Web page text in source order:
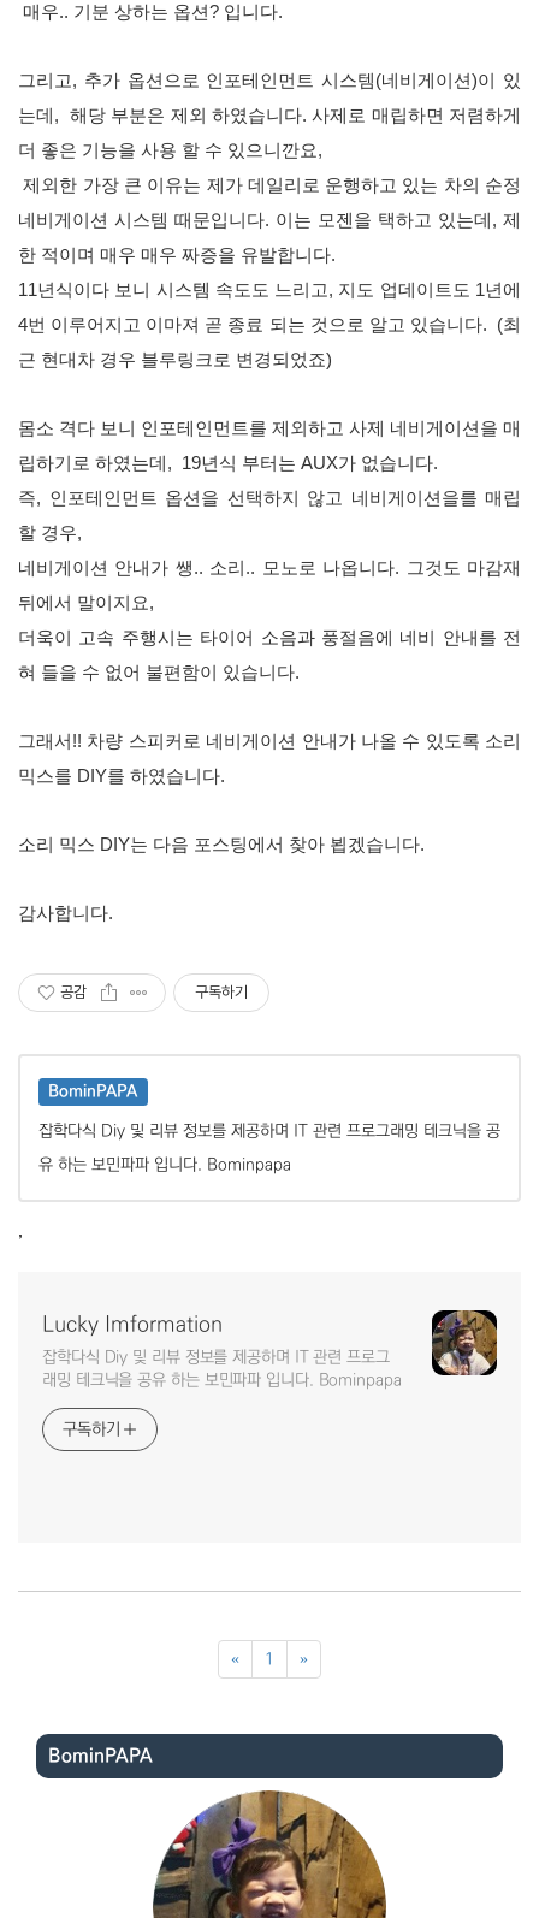
매우.. 기분 상하는 옵션? 입니다.
그리고, 추가 옵션으로 인포테인먼트 시스템(네비게이션)이 있
는데, 해당 부분은 제외 하였습니다. 사제로 매립하면 저렴하게
더 좋은 기능을 사용 할 수 있으니깐요,
제외한 가장 큰 이유는 제가 데일리로 운행하고 있는 차의 순정
네비게이션 시스템 때문입니다. 이는 모젠을 택하고 있는데, 제
한 적이며 매우 매우 짜증을 유발합니다.
11년식이다 보니 시스템 속도도 느리고, 지도 업데이트도 1년에
4번 이루어지고 이마져 곧 종료 되는 것으로 알고 있습니다. (최
근 현대차 경우 블루링크로 변경되었죠)
몸소 격다 보니 인포테인먼트를 제외하고 사제 네비게이션을 매
립하기로 하였는데, 19년식 부터는 AUX가 없습니다.
즉, 인포테인먼트 옵션을 선택하지 않고 네비게이션을를 매립
할 경우,
네비게이션 안내가 쌩.. 소리.. 모노로 나옵니다. 그것도 마감재
뒤에서 말이지요,
더욱이 고속 주행시는 타이어 소음과 풍절음에 네비 안내를 전
혀 들을 수 없어 불편함이 있습니다.
그래서!! 차량 스피커로 네비게이션 안내가 나올 수 있도록 소리
믹스를 DIY를 하였습니다.
소리 믹스 DIY는 다음 포스팅에서 찾아 뵙겠습니다.
감사합니다.
공감 구독하기
BominPAPA
잡학다식 Diy 및 리뷰 정보를 제공하며 IT 관련 프로그래밍 테크닉을 공
유 하는 보민파파 입니다. Bominpapa
,
Lucky Imformation
잡학다식 Diy 및 리뷰 정보를 제공하며 IT 관련 프로그
래밍 테크닉을 공유 하는 보민파파 입니다. Bominpapa
구독하기
« 1 »
BominPAPA